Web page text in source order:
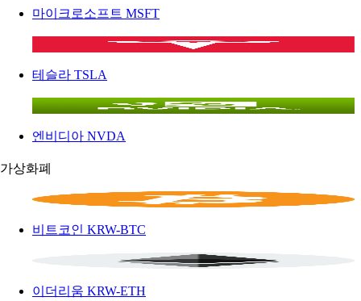
마이크로소프트 MSFT
테슬라 TSLA
엔비디아 NVDA
가상화폐
비트코인 KRW-BTC
이더리움 KRW-ETH